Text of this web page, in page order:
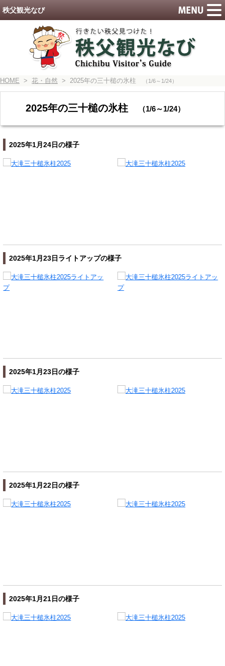
HOME > 花・自然 > 2025年の三十槌の氷柱 （1/6～1/24）
2025年の三十槌の氷柱 （1/6～1/24）
2025年1月24日の様子
2025年1月23日ライトアップの様子
2025年1月23日の様子
2025年1月22日の様子
2025年1月21日の様子
秩父観光なび